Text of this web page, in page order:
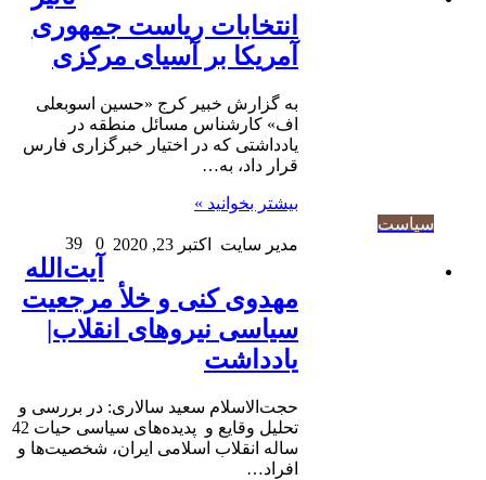
انتخابات ریاست جمهوری
آمریکا بر آسیای مرکزی
به گزارش خبیر کرج «حسین اسوبعلی
اف» کارشناس مسائل منطقه در
یادداشتی که در اختیار خبرگزاری فارس
قرار داد، به…
بیشتر بخوانید »
سیاست
مدیر سایت
اکتبر 23, 2020 0
آیت‌الله
مهدوی کنی و خلأ مرجعیت
سیاسی نیروهای انقلاب|
یادداشت
حجت‌الاسلام سعید سالاری:‌ در بررسی و
تحلیل وقایع و پدیده­‌های سیاسی حیات 42
ساله انقلاب اسلامی ایران، شخصیت­‌ها و
افراد…